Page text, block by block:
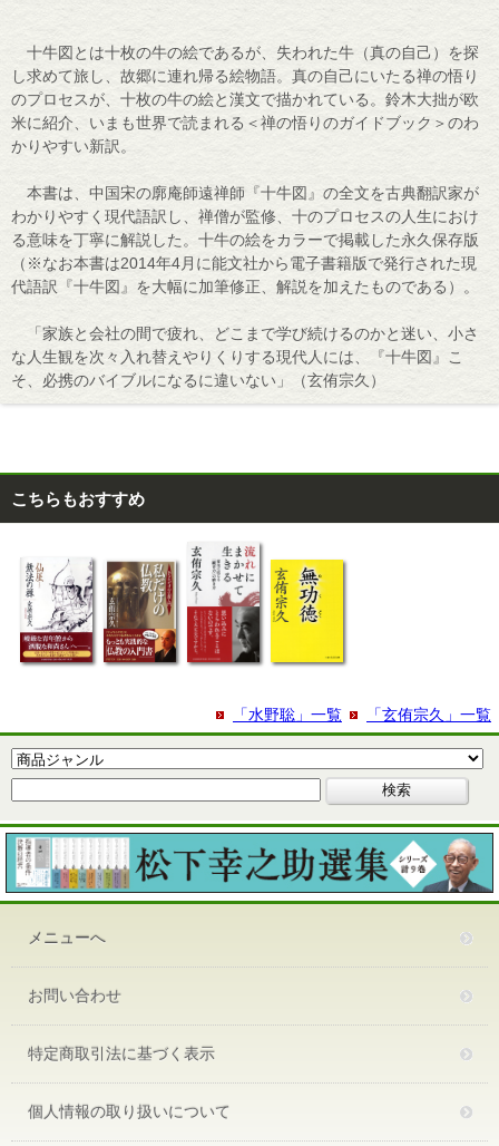
十牛図とは十枚の牛の絵であるが、失われた牛（真の自己）を探
し求めて旅し、故郷に連れ帰る絵物語。真の自己にいたる禅の悟り
のプロセスが、十枚の牛の絵と漢文で描かれている。鈴木大拙が欧
米に紹介、いまも世界で読まれる＜禅の悟りのガイドブック＞のわ
かりやすい新訳。
本書は、中国宋の廓庵師遠禅師『十牛図』の全文を古典翻訳家が
わかりやすく現代語訳し、禅僧が監修、十のプロセスの人生におけ
る意味を丁寧に解説した。十牛の絵をカラーで掲載した永久保存版
（※なお本書は2014年4月に能文社から電子書籍版で発行された現
代語訳『十牛図』を大幅に加筆修正、解説を加えたものである）。
「家族と会社の間で疲れ、どこまで学び続けるのかと迷い、小さ
な人生観を次々入れ替えやりくりする現代人には、『十牛図』こ
そ、必携のバイブルになるに違いない」（玄侑宗久）
こちらもおすすめ
「玄侑宗久」一覧
「水野聡」一覧
メニューへ
お問い合わせ
特定商取引法に基づく表示
個人情報の取り扱いについて